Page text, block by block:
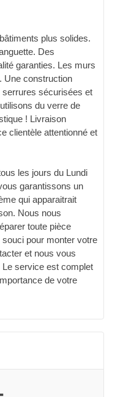
plus solides.
Des
garanties. Les murs
Une construction
serrures sécurisées et
du verre de
! Livraison
clientèle attentionné et
les jours du Lundi
garantissons un
qui apparaitrait
Nous nous
toute pièce
pour monter votre
et nous vous
service est complet
de votre